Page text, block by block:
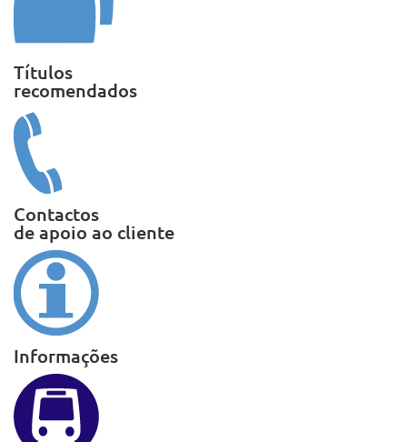
Títulos
recomendados
Contactos
de apoio ao cliente
Informações